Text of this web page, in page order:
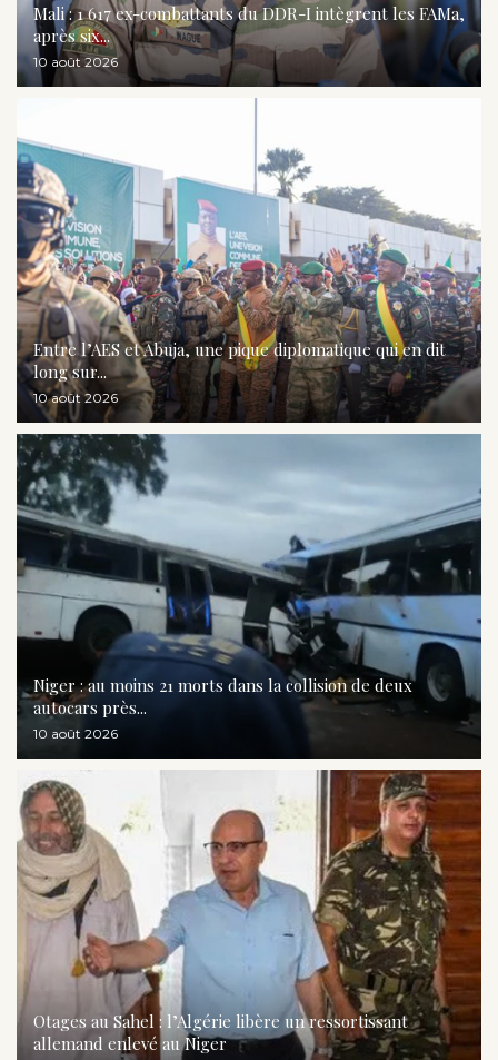
Mali : 1 617 ex-combattants du DDR-I intègrent les FAMa,
après six...
10 août 2026
Entre l’AES et Abuja, une pique diplomatique qui en dit
long sur...
10 août 2026
Niger : au moins 21 morts dans la collision de deux
autocars près...
10 août 2026
Otages au Sahel : l’Algérie libère un ressortissant
allemand enlevé au Niger